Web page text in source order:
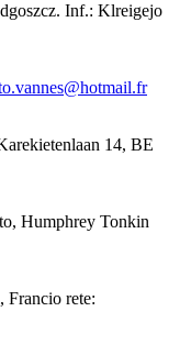
Inf.: Klreigejo
14, BE
Humphrey Tonkin
Francio rete: